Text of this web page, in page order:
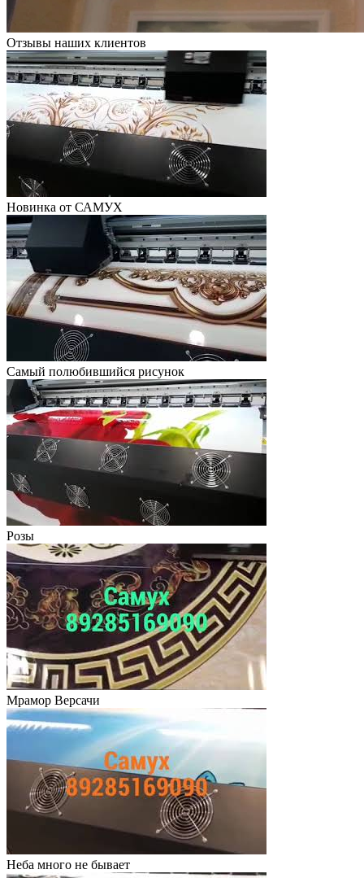
Отзывы наших клиентов
Новинка от САМУХ
Самый полюбившийся рисунок
Розы
Мрамор Версачи
Неба много не бывает